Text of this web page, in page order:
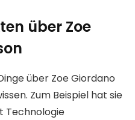
über Zoe
über Zoe Giordano
Zum Beispiel hat sie
Technologie